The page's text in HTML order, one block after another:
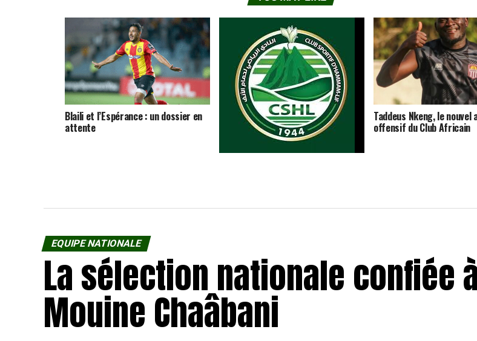
Blaili et l’Espérance : un dossier en
attente
Taddeus Nkeng, le nouvel
offensif du Club Africain
EQUIPE NATIONALE
La sélection nationale confiée
Mouine Chaâbani